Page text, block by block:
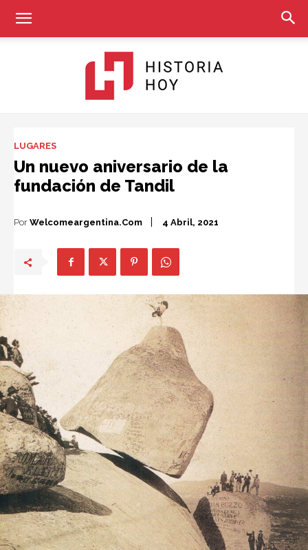
Hoy
LUGARES
Un nuevo aniversario de la
fundación de Tandil
Por Welcomeargentina.com 4 Abril, 2021